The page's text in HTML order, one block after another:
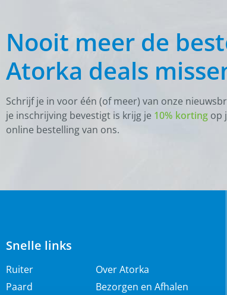
Nooit meer de
Atorka deals
Schrijf je in voor één (of meer) van onze
je inschrijving bevestigt is krijg je 10% korting op
online bestelling van ons.
Snelle links
Ruiter
Paard
Over Atorka
Bezorgen en Afhalen